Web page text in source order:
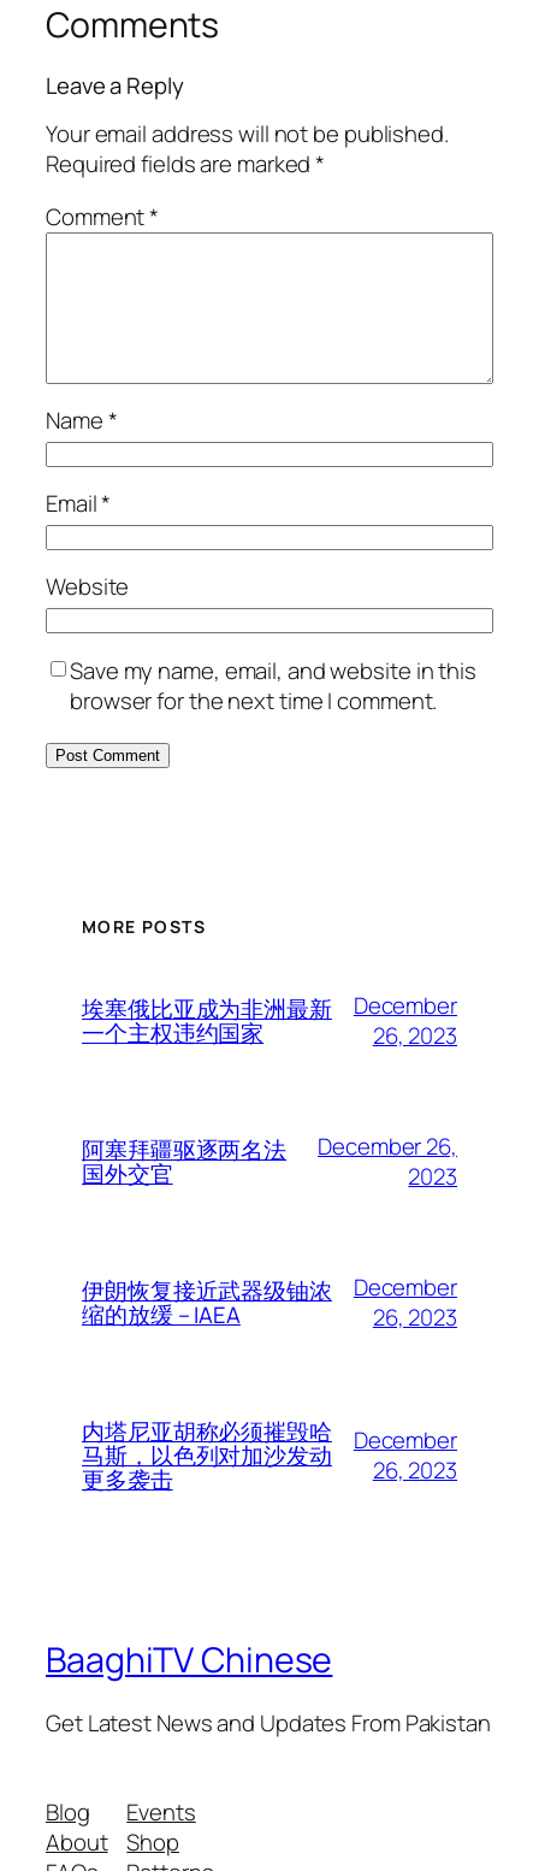
Comments
Leave a Reply
Your email address will not be published.
Required fields are marked*
Comment*
Name*
Email*
Website
Save my name, email, and website in this
browser for the next time I comment.
MORE POSTS
埃塞俄比亚成为非洲最新
一个主权违约国家
December
26, 2023
阿塞拜疆驱逐两名法
国外交官
December 26,
2023
伊朗恢复接近武器级铀浓
缩的放缓 – IAEA
December
26, 2023
内塔尼亚胡称必须摧毁哈
马斯，以色列对加沙发动
更多袭击
December
26, 2023
BaaghiTV Chinese
Get Latest News and Updates From Pakistan
Blog
About
Events
Shop